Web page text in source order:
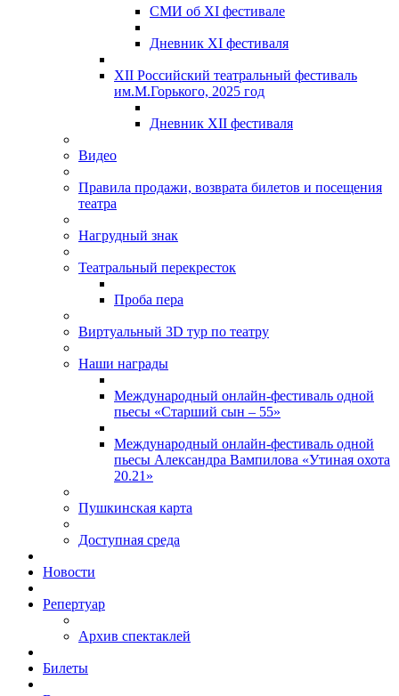
СМИ об XI фестивале
Дневник XI фестиваля
XII Российский театральный фестиваль
им.М.Горького, 2025 год
Дневник XII фестиваля
Видео
Правила продажи, возврата билетов и посещения
театра
Нагрудный знак
Театральный перекресток
Проба пера
Виртуальный 3D тур по театру
Наши награды
Международный онлайн-фестиваль одной
пьесы «Старший сын – 55»
Международный онлайн-фестиваль одной
пьесы Александра Вампилова «Утиная охота
20.21»
Пушкинская карта
Доступная среда
Новости
Репертуар
Архив спектаклей
Билеты